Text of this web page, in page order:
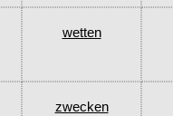
wetten
zwecken